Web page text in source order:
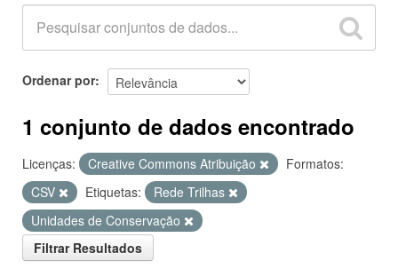
Ordenar por
1 conjunto de dados encontrado
Licenças: Creative Commons Atribuição
Formatos:
CSV
Etiquetas:
Rede Trilhas
Unidades de Conservação
Filtrar Resultados